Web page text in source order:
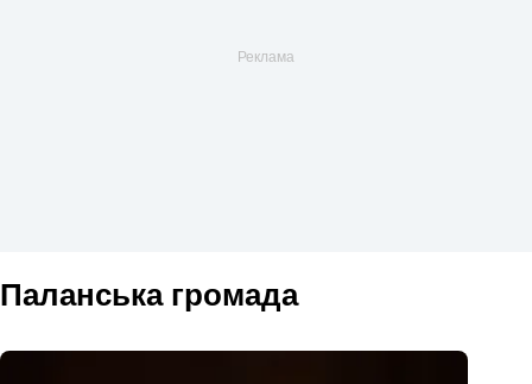
Паланська громада